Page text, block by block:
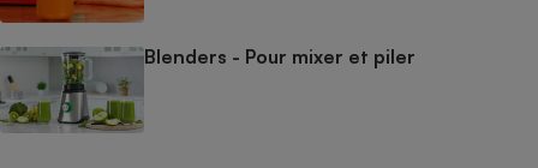
Blenders - Pour mixer et piler